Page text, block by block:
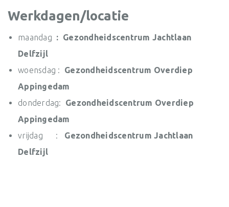
Werkdagen/locatie
maandag : Gezondheidscentrum Jachtlaan
Delfzijl
woensdag : Gezondheidscentrum Overdiep
Appingedam
donderdag: Gezondheidscentrum Overdiep
Appingedam
vrijdag : Gezondheidscentrum Jachtlaan
Delfzijl